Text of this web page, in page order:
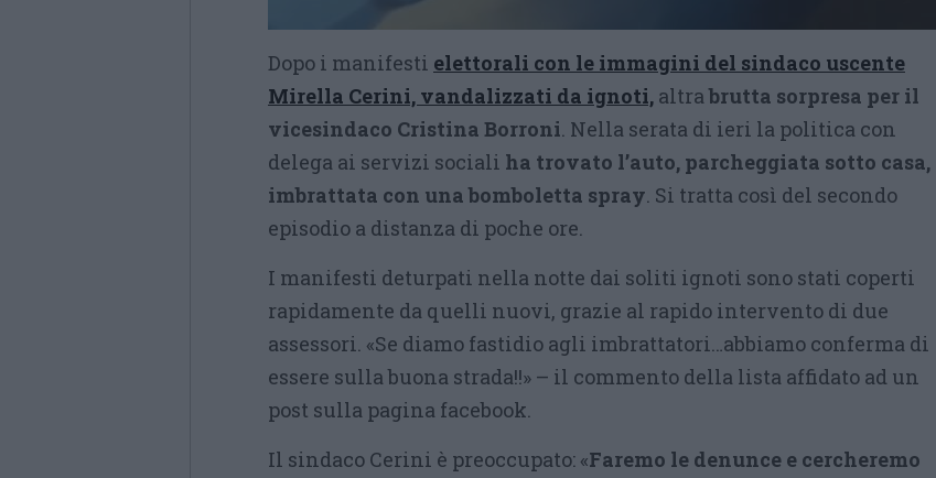
Dopo i manifesti elettorali con le immagini del sindaco uscente
Mirella Cerini, vandalizzati da ignoti, altrabrutta sorpresa per il
vicesindaco Cristina Borroni. Nella serata di ieri la politica con
delega ai servizi sociali ha trovato l’auto, parcheggiata sotto casa,
imbrattata con una bomboletta spray. Si tratta così del secondo
episodio a distanza di poche ore.
I manifesti deturpati nella notte dai soliti ignoti sono stati coperti
rapidamente da quelli nuovi, grazie al rapido intervento di due
assessori. «Se diamo fastidio agli imbrattatori…abbiamo conferma di
essere sulla buona strada!!» – il commento della lista affidato ad un
post sulla pagina facebook.
Il sindaco Cerini è preoccupato: «Faremo le denunce e cercheremo